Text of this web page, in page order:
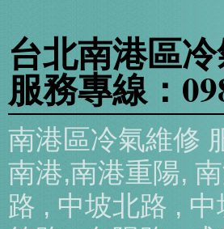
台北南港區
服務專線：
南港區冷氣維修
南港,南港重陽,
路 , 中坡北路 ,